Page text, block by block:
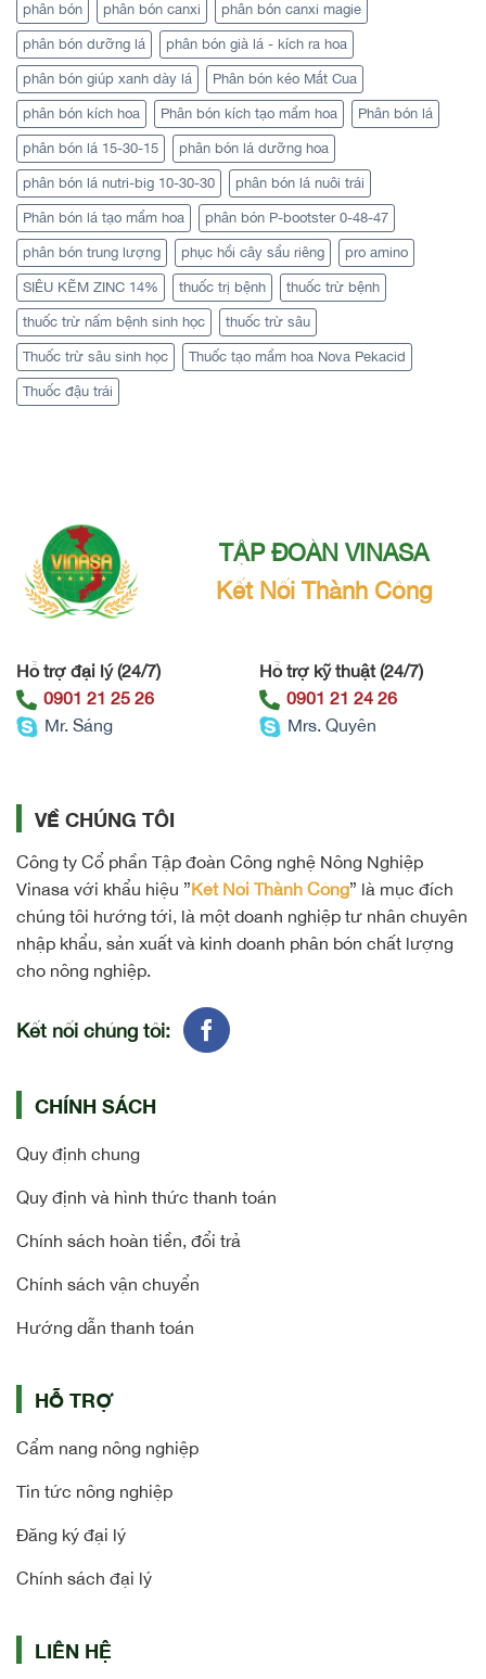
phân bón phân bón canxi phân bón canxi magie
phân bón dưỡng lá phân bón già lá - kích ra hoa
phân bón giúp xanh dày lá Phân bón kéo Mắt Cua
phân bón kích hoa Phân bón kích tạo mầm hoa Phân bón lá
phân bón lá 15-30-15 phân bón lá dưỡng hoa
phân bón lá nutri-big 10-30-30 phân bón lá nuôi trái
Phân bón lá tạo mầm hoa phân bón P-bootster 0-48-47
phân bón trung lượng phục hồi cây sầu riêng pro amino
SIÊU KẼM ZINC 14% thuốc trị bệnh thuốc trừ bệnh
thuốc trừ nấm bệnh sinh học thuốc trừ sâu
Thuốc trừ sâu sinh học Thuốc tạo mầm hoa Nova Pekacid
Thuốc đậu trái
TẬP ĐOÀN VINASA
Kết Nối Thành Công
Hỗ trợ đại lý (24/7)
0901 21 25 26
Mr. Sáng
Hỗ trợ kỹ thuật (24/7)
0901 21 24 26
Mrs. Quyên
VỀ CHÚNG TÔI
Công ty Cổ phần Tập đoàn Công nghệ Nông Nghiệp
Vinasa với khẩu hiệu ”Kết Nối Thành Công” là mục đích
chúng tôi hướng tới, là một doanh nghiệp tư nhân chuyên
nhập khẩu, sản xuất và kinh doanh phân bón chất lượng
cho nông nghiệp.
Kết nối chúng tôi:
CHÍNH SÁCH
Quy định chung
Quy định và hình thức thanh toán
Chính sách hoàn tiền, đổi trả
Chính sách vận chuyển
Hướng dẫn thanh toán
HỖ TRỢ
Cẩm nang nông nghiệp
Tin tức nông nghiệp
Đăng ký đại lý
Chính sách đại lý
LIÊN HỆ